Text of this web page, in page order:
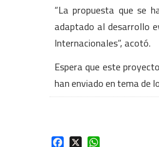
“La propuesta que se
adaptado al desarrollo
Internacionales”, acotó.
Espera que este
han enviado en tema de
Facebook